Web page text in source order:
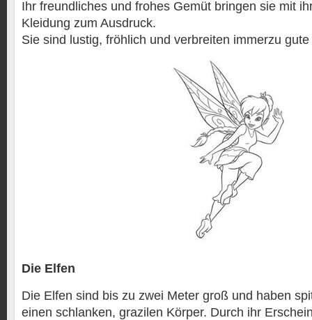
Ihr freundliches und frohes Gemüt bringen sie mit
Kleidung zum Ausdruck.
Sie sind lustig, fröhlich und verbreiten immerzu
Die Elfen
Die Elfen sind bis zu zwei Meter groß und haben
einen schlanken, grazilen Körper. Durch ihr